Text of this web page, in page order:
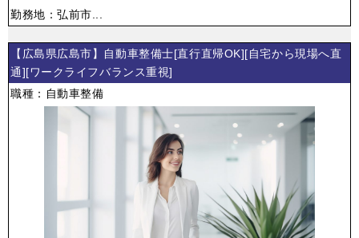
勤務地：弘前市...
【広島県広島市】自動車整備士[直行直帰OK][自宅から現場へ直
通][ワークライフバランス重視]
職種：自動車整備